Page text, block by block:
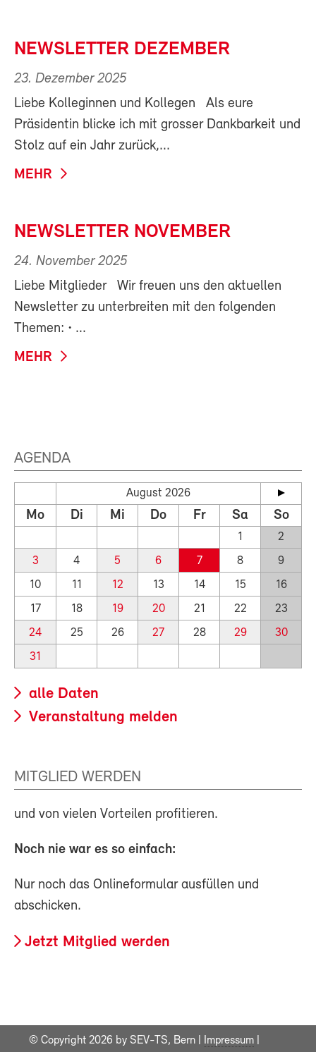
NEWSLETTER DEZEMBER
23. Dezember 2025
Liebe Kolleginnen und Kollegen Als eure
Präsidentin blicke ich mit grosser Dankbarkeit und
Stolz auf ein Jahr zurück,...
MEHR
NEWSLETTER NOVEMBER
24. November 2025
Liebe Mitglieder Wir freuen uns den aktuellen
Newsletter zu unterbreiten mit den folgenden
Themen: •⁠ ...
MEHR
AGENDA
August 2026
Mo Di Mi Do Fr Sa So
1
2
3
4 5 6 7 8
9
10
11 12 13 14 15
16
17
18 19 20 21 22
23
24
25 26 27 28 29
30
31
alle Daten
Veranstaltung melden
MITGLIED WERDEN
und von vielen Vorteilen profitieren.
Noch nie war es so einfach:
Nur noch das Onlineformular ausfüllen und
abschicken.
Jetzt Mitglied werden
© Copyright 2026 by SEV-TS, Bern | Impressum|